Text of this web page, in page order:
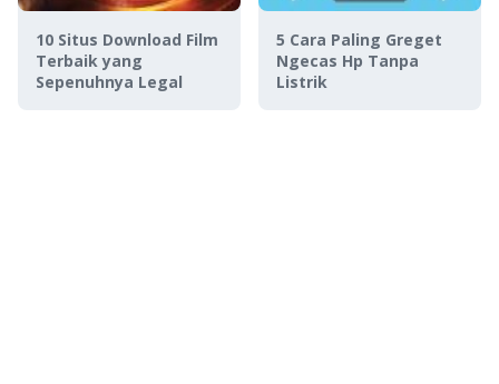
10 Situs Download Film
Terbaik yang
Sepenuhnya Legal
5 Cara Paling Greget
Ngecas Hp Tanpa
Listrik